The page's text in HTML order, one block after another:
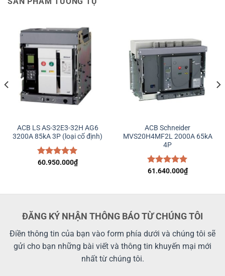
ACB LS AS-32E3-32H AG6
3200A 85kA 3P (loại cố định)
Được xếp
60.950.000₫
ACB Schneider
MVS20H4MF2L 2000A 65kA
4P
Được xếp
61.640.000₫
ĐĂNG KÝ NHẬN THÔNG BÁO TỪ CHÚNG TÔI
Điền thông tin của bạn vào form phía dưới và chúng tôi sẽ
gửi cho bạn những bài viết và thông tin khuyến mại mới
nhất từ chúng tôi.